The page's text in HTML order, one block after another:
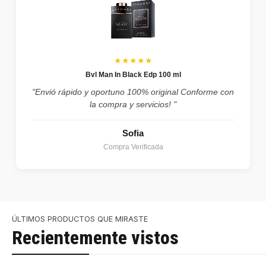
★★★★★
Bvl Man In Black Edp 100 ml
"Envió rápido y oportuno 100% original Conforme con
la compra y servicios! "
Sofia
Compra Verificada
ÚLTIMOS PRODUCTOS QUE MIRASTE
Recientemente vistos